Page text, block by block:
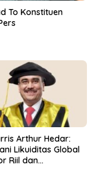
To Konstituen
Arthur Hedar:
Likuiditas Global
Riil dan